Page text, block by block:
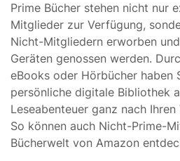
Prime Bücher stehen nicht nur
Mitglieder zur Verfügung,
Nicht-Mitgliedern erworben
Geräten genossen werden.
eBooks oder Hörbücher haben
persönliche digitale Bibliothek
Leseabenteuer ganz nach
So können auch Nicht-Prime-
Bücherwelt von Amazon